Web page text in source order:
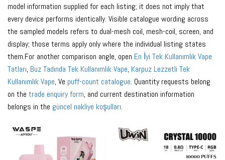
model information supplied for each listing; it does not imply that
every device performs identically. Visible catalogue wording across
the sampled models refers to dual-mesh coil, mesh-coil, screen, and
display; those terms apply only where the individual listing states
them.For another comparison angle, open En İyi Tek Kullanımlık Vape
Tatları, Buz Tadında Tek Kullanımlık Vape, Karpuz Lezzetli Tek
Kullanımlık Vape, Ve puff-count catalogue. Quantity requests belong
on the trade enquiry form, and current destination information
belongs in the güncel nakliye koşulları.